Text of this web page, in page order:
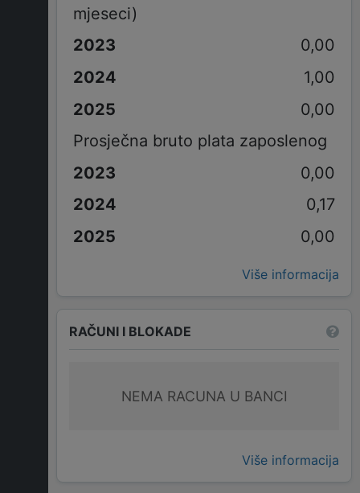
mjeseci)
0,00
1,00
0,00
Prosječna bruto plata zaposlenog
0,00
0,17
0,00
Više informacija
RAČUNI I BLOKADE
NEMA RACUNA U BANCI
Više informacija